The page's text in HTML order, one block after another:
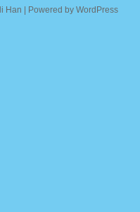
Han | Powered by WordPress